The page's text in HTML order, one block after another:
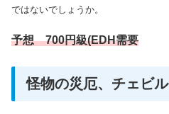
ではないでしょうか。
予想 700円級(EDH需要
怪物の災厄、チェビル